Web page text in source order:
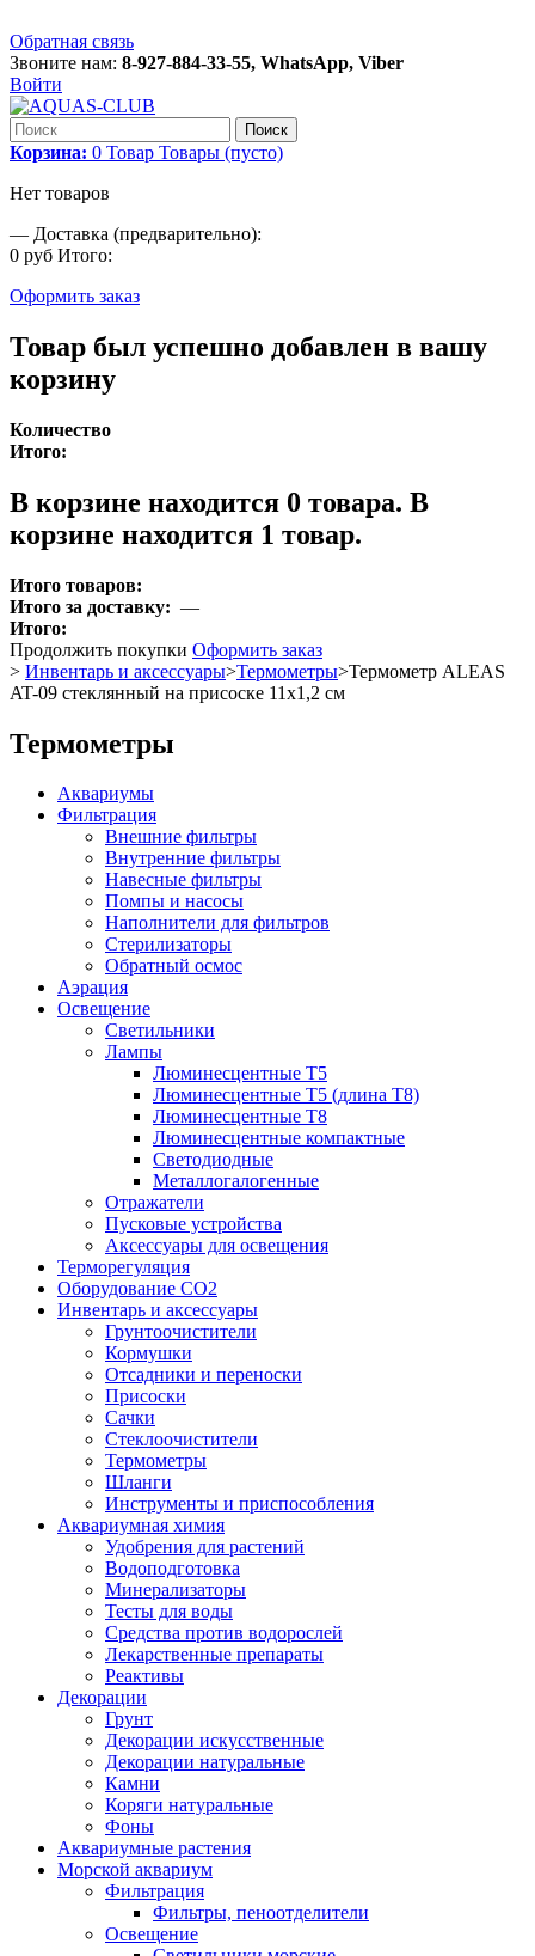
Обратная связь
Звоните нам: 8-927-884-33-55, WhatsApp, Viber
Войти
Поиск
Корзина: 0 Товар Товары (пусто)
Нет товаров
— Доставка (предварительно):
0 руб Итого:
Оформить заказ
Товар был успешно добавлен в вашу
корзину
Количество
Итого:
В корзине находится 0 товара. В
корзине находится 1 товар.
Итого товаров:
Итого за доставку: —
Итого:
Продолжить покупки Оформить заказ
> Инвентарь и аксессуары>Термометры>Термометр ALEAS
AT-09 стеклянный на присоске 11x1,2 см
Термометры
Аквариумы
Фильтрация
Внешние фильтры
Внутренние фильтры
Навесные фильтры
Помпы и насосы
Наполнители для фильтров
Стерилизаторы
Обратный осмос
Аэрация
Освещение
Светильники
Лампы
Люминесцентные T5
Люминесцентные T5 (длина T8)
Люминесцентные T8
Люминесцентные компактные
Светодиодные
Металлогалогенные
Отражатели
Пусковые устройства
Аксессуары для освещения
Терморегуляция
Оборудование CO2
Инвентарь и аксессуары
Грунтоочистители
Кормушки
Отсадники и переноски
Присоски
Сачки
Стеклоочистители
Термометры
Шланги
Инструменты и приспособления
Аквариумная химия
Удобрения для растений
Водоподготовка
Минерализаторы
Тесты для воды
Средства против водорослей
Лекарственные препараты
Реактивы
Декорации
Грунт
Декорации искусственные
Декорации натуральные
Камни
Коряги натуральные
Фоны
Аквариумные растения
Морской аквариум
Фильтрация
Фильтры, пеноотделители
Освещение